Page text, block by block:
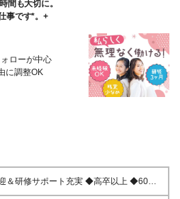
間も大切に。
事です*。+
ローが中心
に調整OK
120日以上
＆研修サポート充実 ◆高卒以上 ◆60歳
め。ただし再雇用制度有) ※国籍不問(当